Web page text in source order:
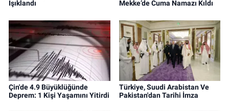
Işıklandı
Mekke’de Cuma Namazı Kıldı
Çin'de 4.9 Büyüklüğünde
Deprem: 1 Kişi Yaşamını Yitirdi
Türkiye, Suudi Arabistan Ve
Pakistan'dan Tarihi İmza